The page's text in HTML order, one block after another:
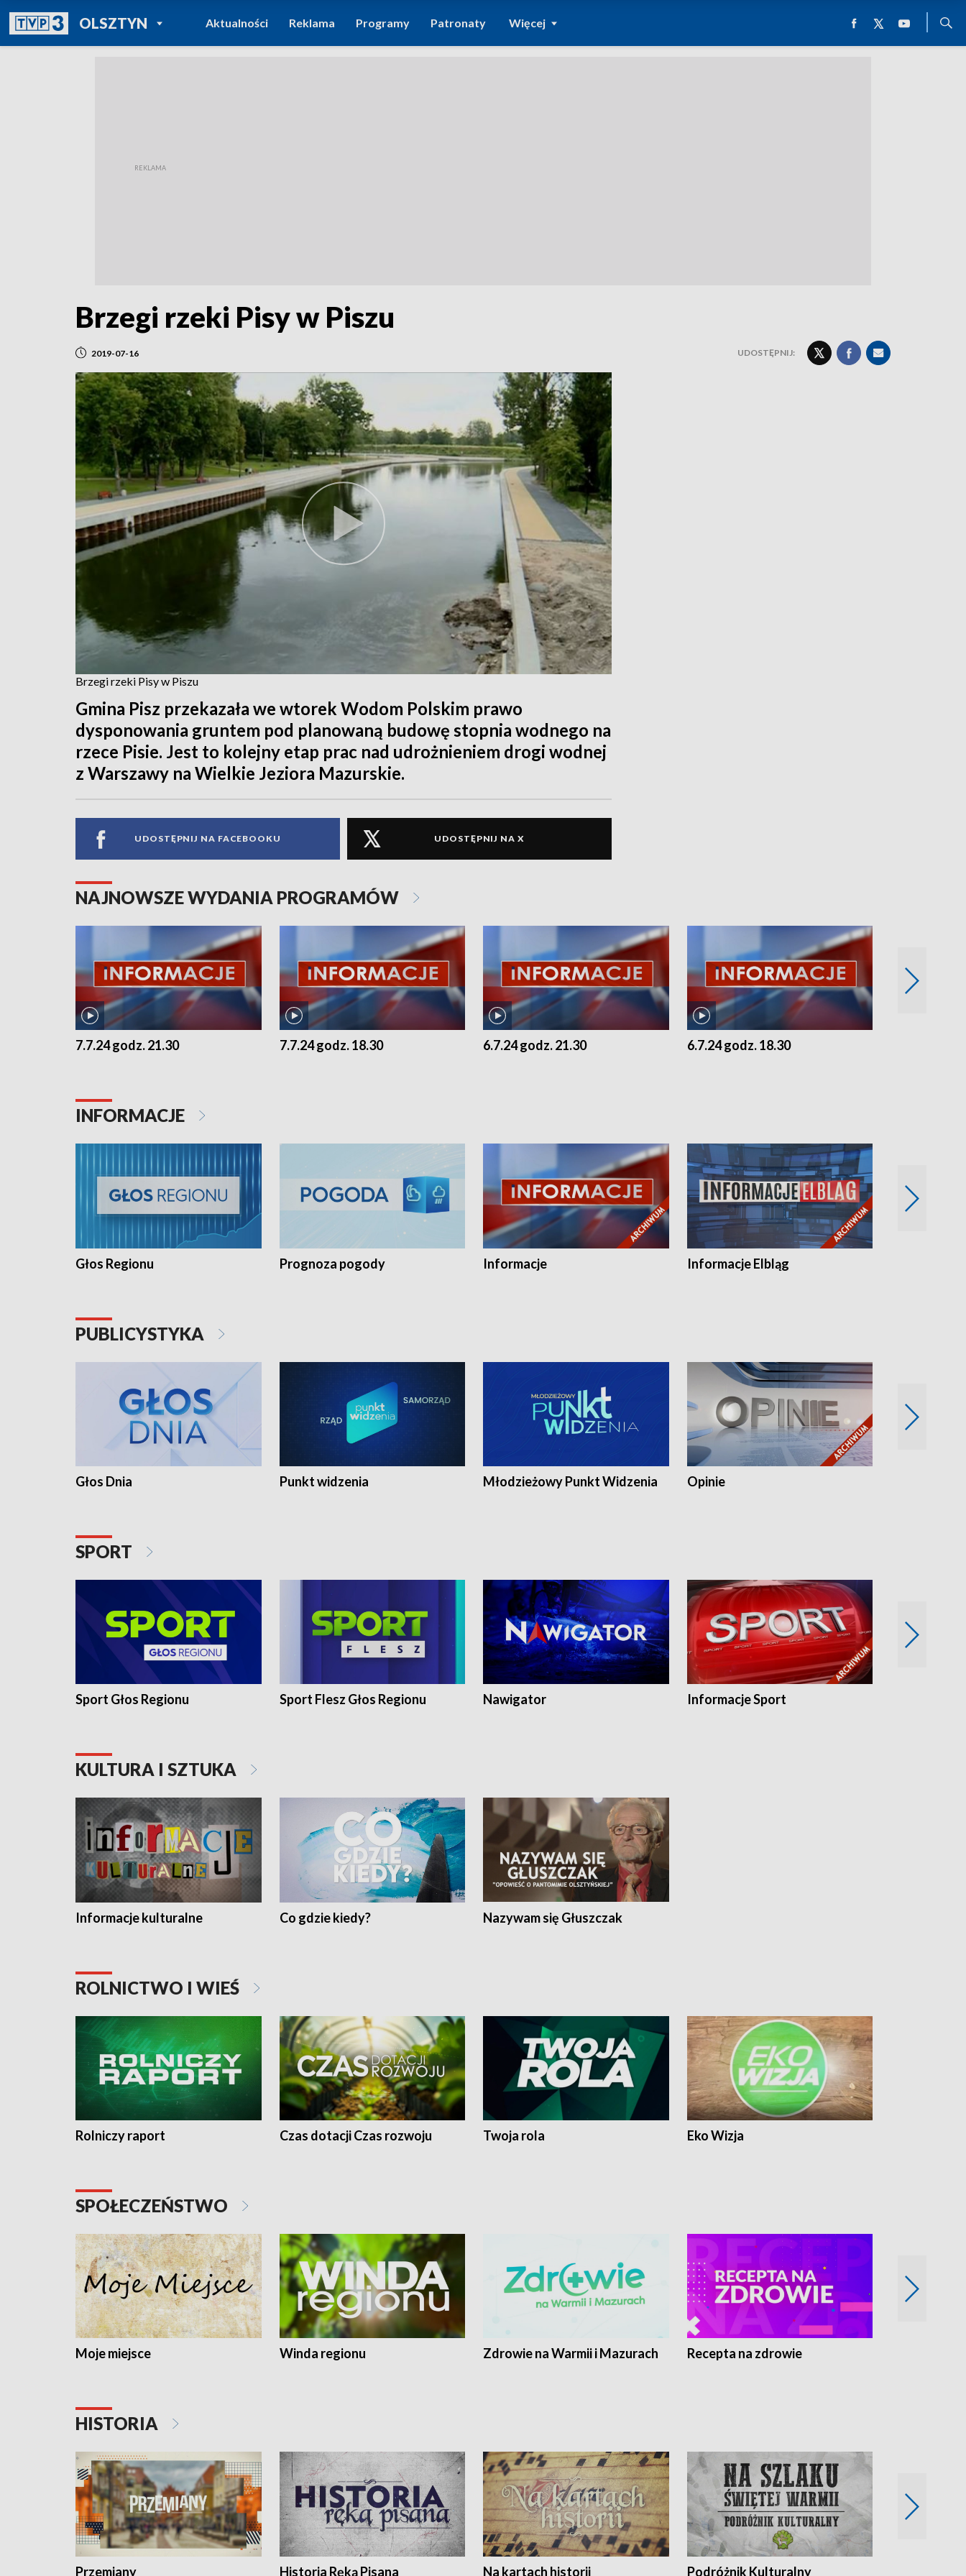
OLSZTYNPOWRÓT DO
TVP REGIONY
Aktualności Reklama Programy Patronaty Więcej
Brzegi rzeki Pisy w Piszu
2019-07-16 UDOSTĘPNIJ:
Brzegi rzeki Pisy w Piszu
Gmina Pisz przekazała we wtorek Wodom Polskim prawo
dysponowania gruntem pod planowaną budowę stopnia wodnego na
rzece Pisie. Jest to kolejny etap prac nad udrożnieniem drogi wodnej
z Warszawy na Wielkie Jeziora Mazurskie.
UDOSTĘPNIJ NA FACEBOOKU UDOSTĘPNIJ NA X
NAJNOWSZE WYDANIA PROGRAMÓW
7.7.24 godz. 21.30 7.7.24 godz. 18.30 6.7.24 godz. 21.30 6.7.24 godz. 18.30
INFORMACJE
Głos Regionu Prognoza pogody Informacje Informacje Elbląg
PUBLICYSTYKA
Głos Dnia Punkt widzenia Młodzieżowy Punkt Widzenia Opinie
SPORT
Sport Głos Regionu Sport Flesz Głos Regionu Nawigator Informacje Sport
KULTURA I SZTUKA
Informacje kulturalne Co gdzie kiedy? Nazywam się Głuszczak
ROLNICTWO I WIEŚ
Rolniczy raport Czas dotacji Czas rozwoju Twoja rola Eko Wizja
SPOŁECZEŃSTWO
Moje miejsce Winda regionu Zdrowie na Warmii i Mazurach Recepta na zdrowie
HISTORIA
Przemiany Historia Ręką Pisana Na kartach historii Podróżnik Kulturalny